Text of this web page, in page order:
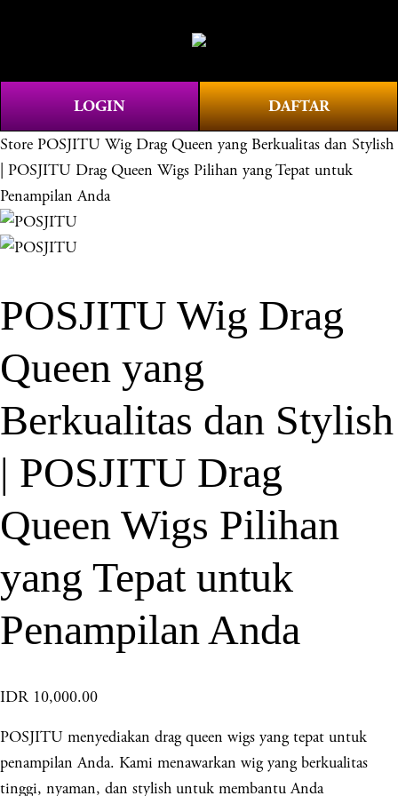
e
u
LOGIN DAFTAR
Store POSJITU Wig Drag Queen yang Berkualitas dan Stylish
| POSJITU Drag Queen Wigs Pilihan yang Tepat untuk
Penampilan Anda
POSJITU Wig Drag
Queen yang
Berkualitas dan Stylish
| POSJITU Drag
Queen Wigs Pilihan
yang Tepat untuk
Penampilan Anda
IDR 10,000.00
POSJITU menyediakan drag queen wigs yang tepat untuk
penampilan Anda. Kami menawarkan wig yang berkualitas
tinggi, nyaman, dan stylish untuk membantu Anda